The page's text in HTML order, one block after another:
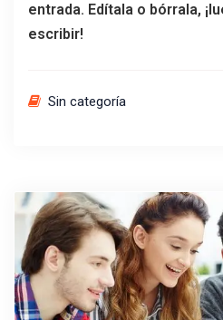
entrada. Edítala o bórrala,
escribir!
Sin categoría